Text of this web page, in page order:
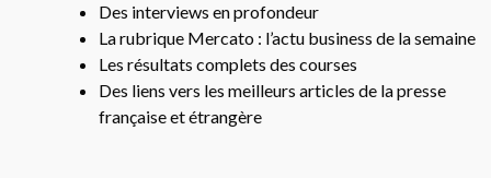
Des interviews en profondeur
La rubrique Mercato : l’actu business de la semaine
Les résultats complets des courses
Des liens vers les meilleurs articles de la presse
française et étrangère